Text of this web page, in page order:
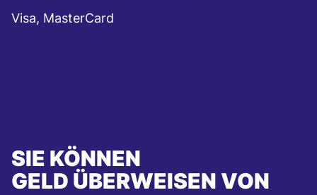
Visa, MasterCard
SIE KÖNNEN
GELD ÜBERWEISEN VON